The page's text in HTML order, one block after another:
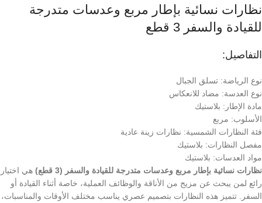
نظارات نسائية بإطار مربع وعدسات متدرجة
للقيادة والسفر 3 قطع
التفاصيل:
نوع الرياضة: تسلق الجبال
نوع العدسة: مضاد للانعكاس
مادة الإطار: بلاستيك
الأسلوب: مربع
فئة النظارات الشمسية: نظارات زينة عادية
مفصل النظارات: بلاستيك
مواد العدسات: بلاستيك
نظارات نسائية بإطار مربع وعدسات متدرجة للقيادة والسفر (3 قطع)
هي اختيار
رائع لمن يبحث عن مزيج من الأناقة والوظائف العملية، خاصة أثناء القيادة أو
السفر. تتميز هذه النظارات بتصميم عصري يناسب مختلف الأوقات والمناسبات،